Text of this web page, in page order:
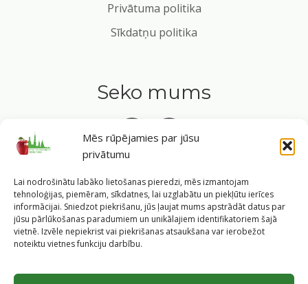
Mēs rūpējamies par jūsu
privātumu
Lai nodrošinātu labāko lietošanas pieredzi, mēs izmantojam
tehnoloģijas, piemēram, sīkdatnes, lai uzglabātu un piekļūtu ierīces
informācijai. Sniedzot piekrišanu, jūs ļaujat mums apstrādāt datus par
jūsu pārlūkošanas paradumiem un unikālajiem identifikatoriem šajā
vietnē. Izvēle nepiekrist vai piekrišanas atsaukšana var ierobežot
noteiktu vietnes funkciju darbību.
Privātuma politika
Sīkdatņu politika
Seko mums
©2026 Veselīgs rīdzinieks veselā Rīgā |Pārpublicējot
informāciju, atsauce uz Rīgas valstspilsētas pašvaldības